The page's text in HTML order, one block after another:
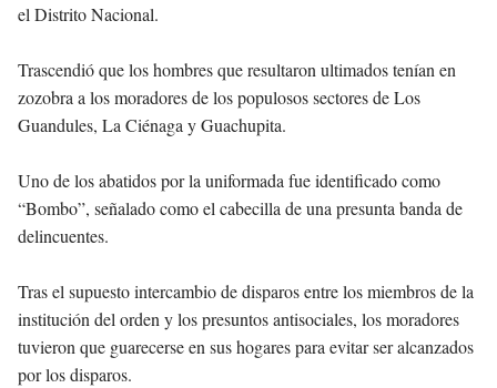
el Distrito Nacional.
Trascendió que los hombres que resultaron ultimados tenían en
zozobra a los moradores de los populosos sectores de Los
Guandules, La Ciénaga y Guachupita.
Uno de los abatidos por la uniformada fue identificado como
“Bombo”, señalado como el cabecilla de una presunta banda de
delincuentes.
Tras el supuesto intercambio de disparos entre los miembros de la
institución del orden y los presuntos antisociales, los moradores
tuvieron que guarecerse en sus hogares para evitar ser alcanzados
por los disparos.